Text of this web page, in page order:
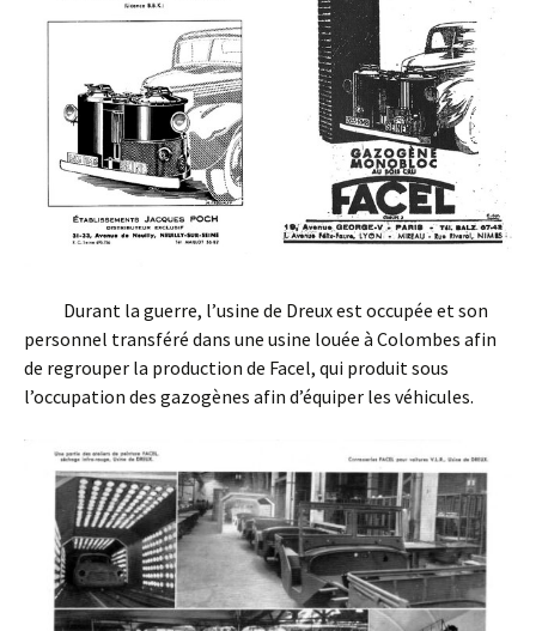
Durant la guerre, l’usine de Dreux est occupée et son
personnel transféré dans une usine louée à Colombes afin
de regrouper la production de Facel, qui produit sous
l’occupation des gazogènes afin d’équiper les véhicules.